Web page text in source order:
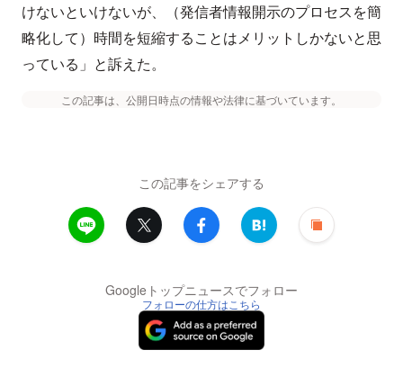
けないといけないが、（発信者情報開示のプロセスを簡
略化して）時間を短縮することはメリットしかないと思
っている」と訴えた。
この記事は、公開日時点の情報や法律に基づいています。
この記事をシェアする
Googleトップニュースでフォロー
フォローの仕方はこちら